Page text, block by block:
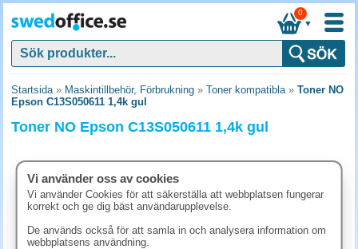
▼
0
Startsida» Maskintillbehör, Förbrukning » Toner kompatibla» Toner NO
Epson C13S050611 1,4k gul
Toner NO Epson C13S050611 1,4k gul
Vi använder oss av cookies
Vi använder Cookies för att säkerställa att webbplatsen fungerar
korrekt och ge dig bäst användarupplevelse.
De används också för att samla in och analysera information om
webbplatsens användning.